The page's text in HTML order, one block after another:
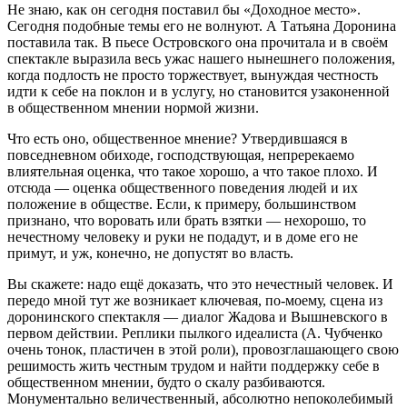
Не знаю, как он сегодня поставил бы «Доходное место».
Сегодня подобные темы его не волнуют. А Татьяна Доронина
поставила так. В пьесе Островского она прочитала и в своём
спектакле выразила весь ужас нашего нынешнего положения,
когда подлость не просто торжествует, вынуждая честность
идти к себе на поклон и в услугу, но становится узаконенной
в общественном мнении нормой жизни.
Что есть оно, общественное мнение? Утвердившаяся в
повседневном обиходе, господствующая, непререкаемо
влиятельная оценка, что такое хорошо, а что такое плохо. И
отсюда — оценка общественного поведения людей и их
положение в обществе. Если, к примеру, большинством
признано, что воровать или брать взятки — нехорошо, то
нечестному человеку и руки не подадут, и в доме его не
примут, и уж, конечно, не допустят во власть.
Вы скажете: надо ещё доказать, что это нечестный человек. И
передо мной тут же возникает ключевая, по-моему, сцена из
доронинского спектакля — диалог Жадова и Вышневского в
первом действии. Реплики пылкого идеалиста (А. Чубченко
очень тонок, пластичен в этой роли), провозглашающего свою
решимость жить честным трудом и найти поддержку себе в
общественном мнении, будто о скалу разбиваются.
Монументально величественный, абсолютно непоколебимый